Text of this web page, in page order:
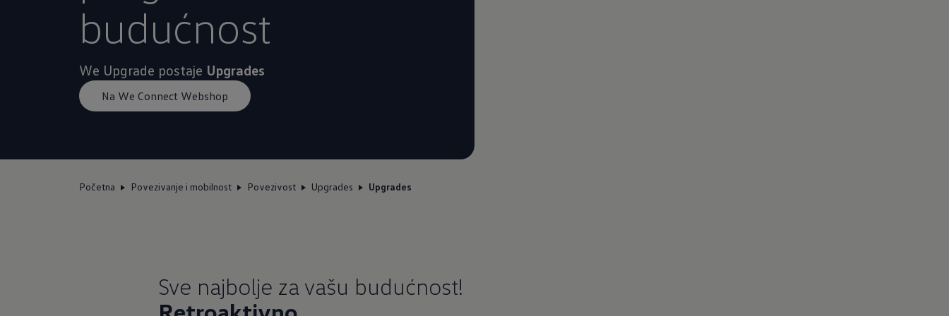
budućnost
We Upgrade postaje Upgrades
Na We Connect Webshop
Početna Povezivanje i mobilnost Povezivost Upgrades Upgrades